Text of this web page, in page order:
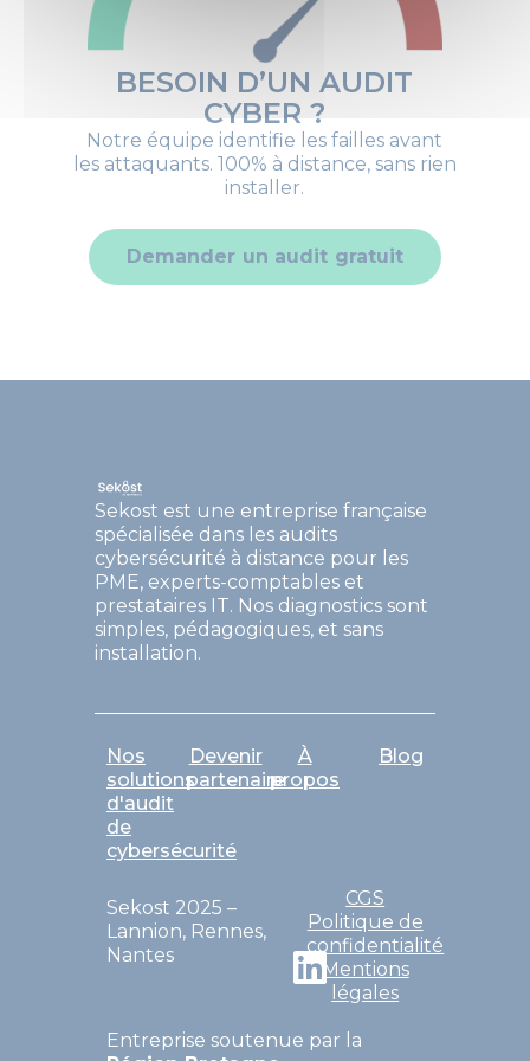
BESOIN D’UN AUDIT
CYBER ?
Notre équipe identifie les failles avant
les attaquants. 100% à distance, sans rien
installer.
Demander un audit gratuit
Sekost est une entreprise française
spécialisée dans les audits
cybersécurité à distance pour les
PME, experts-comptables et
prestataires IT. Nos diagnostics sont
simples, pédagogiques, et sans
installation.
Nos
solutions
d'audit
de
cybersécurité
Devenir
partenaire
À
propos
Blog
Sekost 2025 –
Lannion, Rennes,
Nantes
CGS
Politique de
confidentialité
Mentions
légales
Entreprise soutenue par la